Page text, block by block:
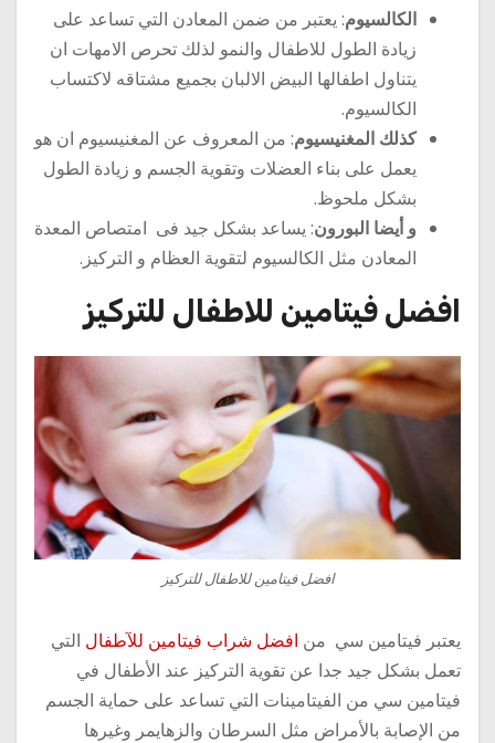
الكالسيوم: يعتبر من ضمن المعادن التي تساعد على
زيادة الطول للاطفال والنمو لذلك تحرص الامهات ان
يتناول اطفالها البيض الالبان بجميع مشتاقه لاكتساب
الكالسيوم.
كذلك المغنيسيوم: من المعروف عن المغنيسيوم ان هو
يعمل على بناء العضلات وتقوية الجسم و زيادة الطول
بشكل ملحوظ.
و أيضا البورون: يساعد بشكل جيد فى امتصاص المعدة
المعادن مثل الكالسيوم لتقوية العظام و التركيز.
افضل فيتامين للاطفال للتركيز
افضل فيتامين للاطفال للتركيز
يعتبر فيتامين سي من افضل شراب فيتامين للآطفال التي
تعمل بشكل جيد جدا عن تقوية التركيز عند الأطفال في
فيتامين سي من الفيتامينات التي تساعد على حماية الجسم
من الإصابة بالأمراض مثل السرطان والزهايمر وغيرها